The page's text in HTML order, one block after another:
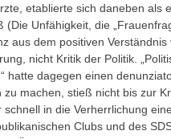
etablierte sich daneben als
(Die Unfähigkeit, die
aus dem positiven Verständnis
nicht Kritik der Politik.
hatte dagegen einen
zu machen, stieß nicht bis zur
in die Verherrlichung
Clubs und des